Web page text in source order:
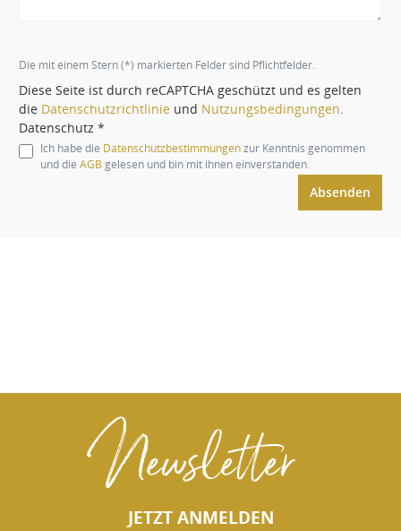
Die mit einem Stern (*) markierten Felder sind Pflichtfelder.
Diese Seite ist durch reCAPTCHA geschützt und es gelten
die Datenschutzrichtlinie und Nutzungsbedingungen
Datenschutz *
Ich habe die Datenschutzbestimmungenzur Kenntnis genommen
und die AGB gelesen und bin mit ihnen einverstanden.
Absenden
Newsletter
JETZT ANMELDEN